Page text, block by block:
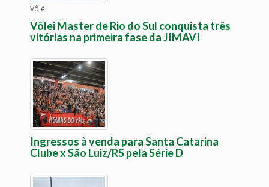
Vôlei
Vôlei Master de Rio do Sul conquista três
vitórias na primeira fase da JIMAVI
Ingressos à venda para Santa Catarina
Clube x São Luiz/RS pela Série D